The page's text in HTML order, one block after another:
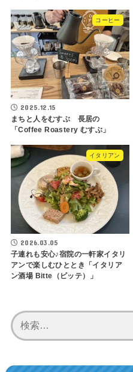
コーヒー
2025.12.15
まちと人をむすぶ 長居の
「Coffee Roastery むすぶ」
イタリアン
2026.03.05
子連れも安心♪宿院の一軒家イタリ
アンで楽しむひととき「イタリア
ン酒場 Bitte（ビッテ）」